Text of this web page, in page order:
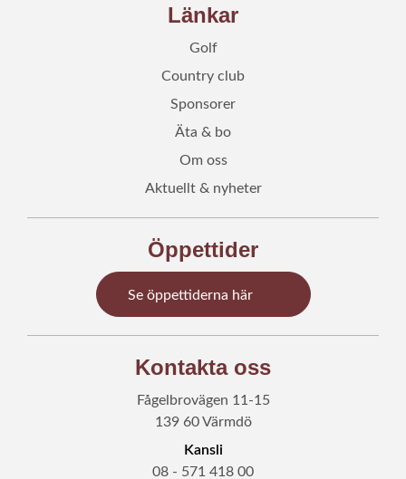
Länkar
Golf
Country club
Sponsorer
Äta & bo
Om oss
Aktuellt & nyheter
Öppettider
Se öppettiderna här
Kontakta oss
Fågelbrovägen 11-15
139 60 Värmdö
Kansli
08 - 571 418 00